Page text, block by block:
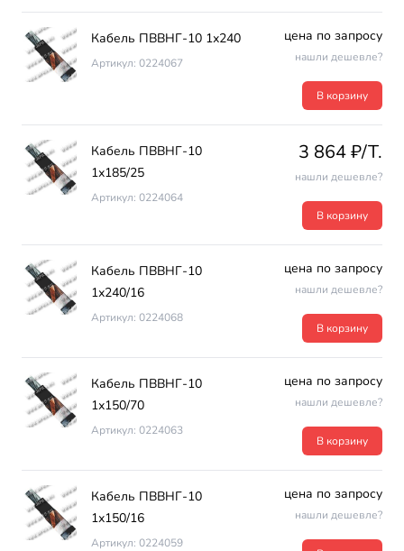
Кабель ПВВНГ-10 1х240
Артикул: 0224067
цена по запросу
нашли дешевле?
В корзину
Кабель ПВВНГ-10
1х185/25
Артикул: 0224064
3 864 ₽/T.
нашли дешевле?
В корзину
Кабель ПВВНГ-10
1х240/16
Артикул: 0224068
цена по запросу
нашли дешевле?
В корзину
Кабель ПВВНГ-10
1х150/70
Артикул: 0224063
цена по запросу
нашли дешевле?
В корзину
Кабель ПВВНГ-10
1х150/16
Артикул: 0224059
цена по запросу
нашли дешевле?